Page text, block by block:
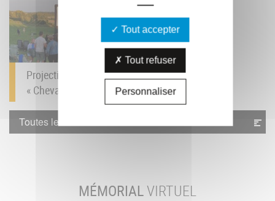
Projection du film
« Cheval de Guerre »...
Toutes les actualités
MÉMORIALVIRTUEL
Tout accepter
Tout refuser
Personnaliser